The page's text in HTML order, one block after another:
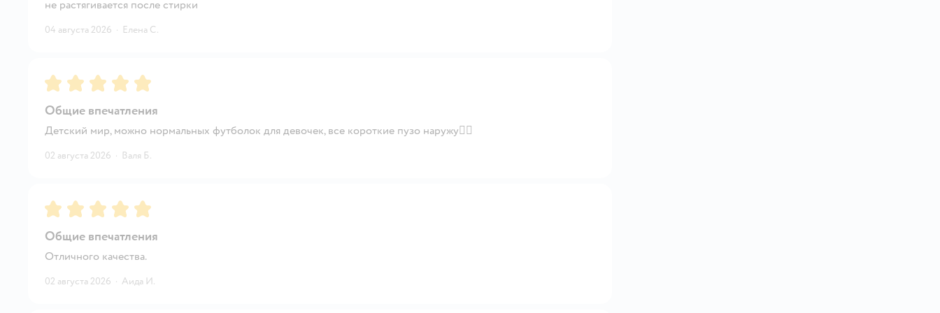
не растягивается после стирки
04 августа 2026 · Елена С.
Рейтинг:5
Общие впечатления
Детский мир, можно нормальных футболок для девочек, все короткие пузо наружу😵‍💫
02 августа 2026 · Валя Б.
Рейтинг:5
Общие впечатления
Отличного качества.
02 августа 2026 · Аида И.